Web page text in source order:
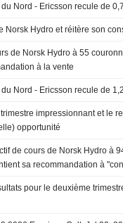
Nord - Ericsson recule de
Norsk Hydro et réitère son
de Norsk Hydro à 55
à la vente
Nord - Ericsson recule de
opportunité
de cours de Norsk Hydro à
sa recommandation à
pour le deuxième